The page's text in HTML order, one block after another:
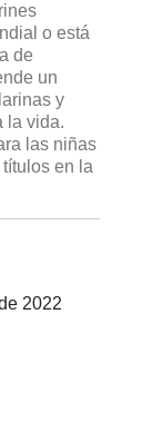
o está
de
un
y
la vida.
las niñas
en la
2022